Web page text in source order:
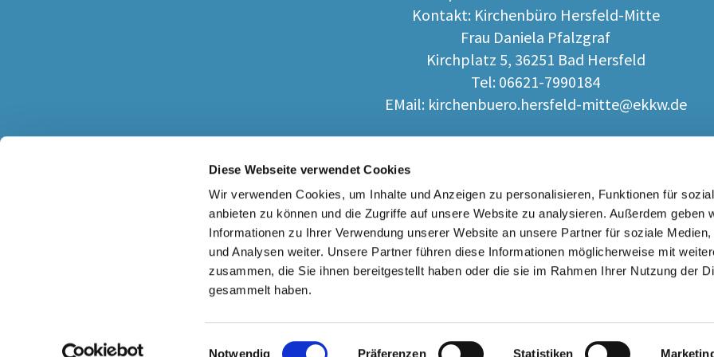
Diese Webseite verwendet Cookies
Wir verwenden Cookies, um Inhalte und Anzeigen zu personalisieren, Funktionen für
anbieten zu können und die Zugriffe auf unsere Website zu analysieren. Außerdem geben
Informationen zu Ihrer Verwendung unserer Website an unsere Partner für soziale Medien,
und Analysen weiter. Unsere Partner führen diese Informationen möglicherweise mit
zusammen, die Sie ihnen bereitgestellt haben oder die sie im Rahmen Ihrer Nutzung der
gesammelt haben.
Einwilligungsauswahl
Notwendig Präferenzen Statistiken
Kontakt: Kirchenbüro Hersfeld-Mitte
Frau Daniela Pfalzgraf
Kirchplatz 5, 36251 Bad Hersfeld
Tel: 06621-7990184
EMail: kirchenbuero.hersfeld-mitte@ekkw.de
Lebensbegleitung